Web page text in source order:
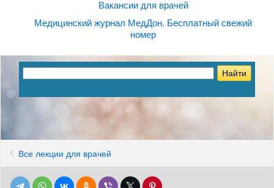
Вакансии для врачей
Медицинский журнал МедДон. Бесплатный свежий
номер
Все лекции для врачей